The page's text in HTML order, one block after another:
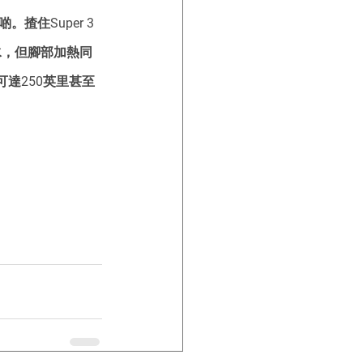
。揸住Super 3
但腳部加熱同
達250英里甚至